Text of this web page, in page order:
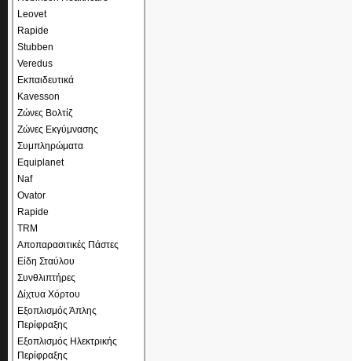
Leovet
Rapide
Stubben
Veredus
Εκπαιδευτικά
Kavesson
Ζώνες Βολτίζ
Ζώνες Εκγύμνασης
Συμπληρώματα
Equiplanet
Naf
Ovator
Rapide
TRM
Αποπαρασιτικές Πάστες
Είδη Σταύλου
Συνθλιπτήρες
Δίχτυα Χόρτου
Εξοπλισμός Άπλης
Περίφραξης
Εξοπλισμός Ηλεκτρικής
Περίφραξης